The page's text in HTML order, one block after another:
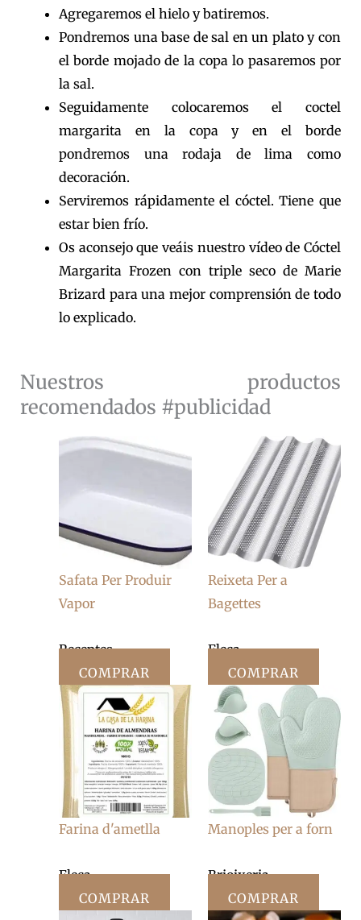
Agregaremos el hielo y batiremos.
Pondremos una base de sal en un plato y con
el borde mojado de la copa lo pasaremos por
la sal.
Seguidamente colocaremos el coctel
margarita en la copa y en el borde
pondremos una rodaja de lima como
decoración.
Serviremos rápidamente el cóctel. Tiene que
estar bien frío.
Os aconsejo que veáis nuestro vídeo de Cóctel
Margarita Frozen con triple seco de Marie
Brizard para una mejor comprensión de todo
lo explicado.
Nuestros productos
recomendados #publicidad
Safata Per Produir
Vapor
Receptes
COMPRAR
Reixeta Per a
Bagettes
Fleca
COMPRAR
Farina d'ametlla
Fleca
COMPRAR
Manoples per a forn
Brioixeria
COMPRAR